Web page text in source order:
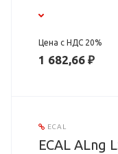
Цена с НДС 20%
1 682,66 ₽
ECAL
ECAL ALng